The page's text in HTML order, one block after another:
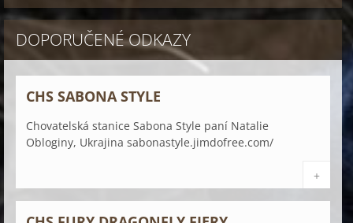
DOPORUČENÉ ODKAZY
CHS SABONA STYLE
Chovatelská stanice Sabona Style paní Natalie
Obloginy, Ukrajina sabonastyle.jimdofree.com/
+